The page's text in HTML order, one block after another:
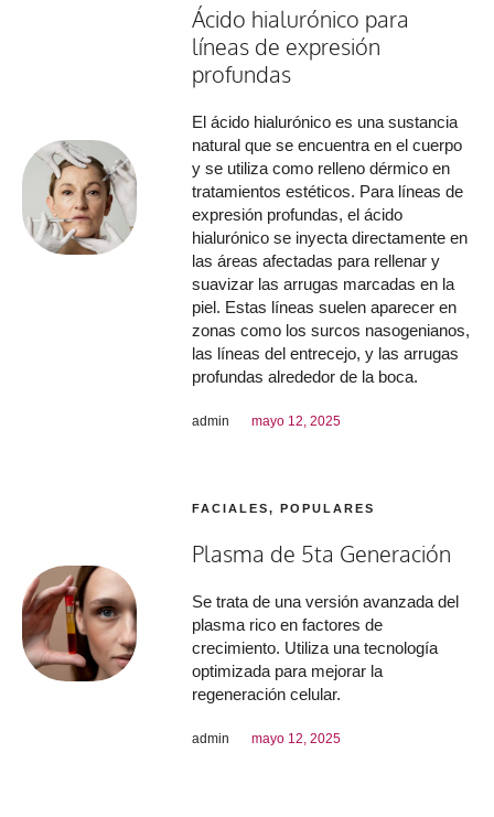
Ácido hialurónico para
líneas de expresión
profundas
El ácido hialurónico es una sustancia
natural que se encuentra en el cuerpo
y se utiliza como relleno dérmico en
tratamientos estéticos. Para líneas de
expresión profundas, el ácido
hialurónico se inyecta directamente en
las áreas afectadas para rellenar y
suavizar las arrugas marcadas en la
piel. Estas líneas suelen aparecer en
zonas como los surcos nasogenianos,
las líneas del entrecejo, y las arrugas
profundas alrededor de la boca.
admin mayo 12, 2025
FACIALES,POPULARES
Plasma de 5ta Generación
Se trata de una versión avanzada del
plasma rico en factores de
crecimiento. Utiliza una tecnología
optimizada para mejorar la
regeneración celular.
admin mayo 12, 2025